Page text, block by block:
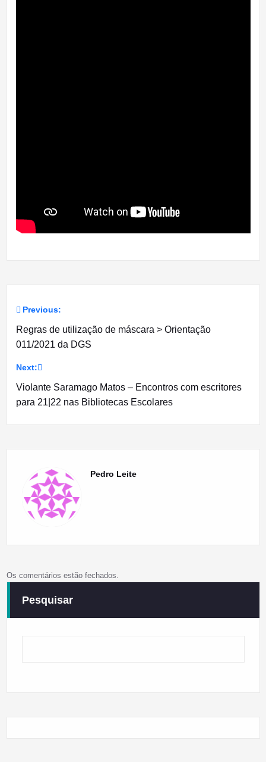
Navegação
de
artigos
Previous:
Regras de utilização de máscara > Orientação
011/2021 da DGS
Next:
Violante Saramago Matos – Encontros com escritores
para 21|22 nas Bibliotecas Escolares
Pedro Leite
Os comentários estão fechados.
Pesquisar